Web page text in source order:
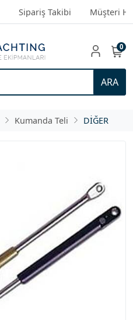
Sipariş Takibi Müşteri
ARA
0
Kumanda Teli DİĞER